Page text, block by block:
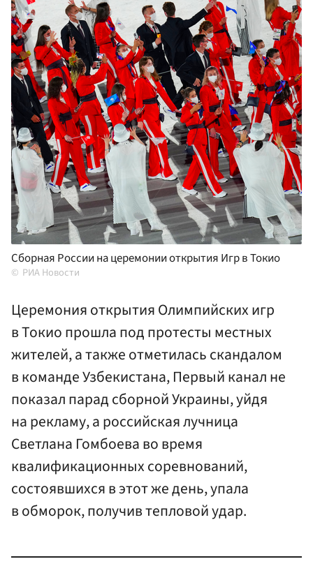
Сборная России на церемонии открытия Игр в Токио
РИА Новости
Церемония открытия Олимпийских игр
в Токио прошла под протесты местных
жителей, а также отметилась скандалом
в команде Узбекистана, Первый канал не
показал парад сборной Украины, уйдя
на рекламу, а российская лучница
Светлана Гомбоева во время
квалификационных соревнований,
состоявшихся в этот же день, упала
в обморок, получив тепловой удар.